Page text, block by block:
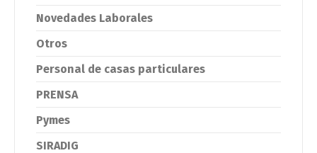
Novedades Laborales
Otros
Personal de casas particulares
PRENSA
Pymes
SIRADIG